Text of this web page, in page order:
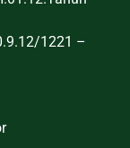
1221 –